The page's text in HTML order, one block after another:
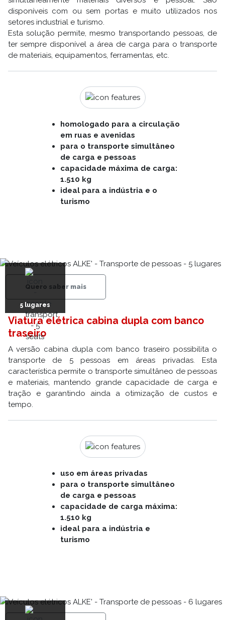
disponíveis com ou sem portas e muito utilizados nos
setores industrial e turismo.
Esta solução permite, mesmo transportando pessoas, de
ter sempre disponível a área de carga para o transporte
de materiais, equipamentos, ferramentas, etc.
homologado para a circulação
em ruas e avenidas
para o transporte simultâneo
de carga e pessoas
capacidade máxima de carga:
1.510 kg
ideal para a indústria e o
turismo
5 lugares
Quero saber mais
Viatura elétrica cabina dupla com banco
traseiro
A versão cabina dupla com banco traseiro possibilita o
transporte de 5 pessoas em áreas privadas. Esta
característica permite o transporte simultâneo de pessoas
e materiais, mantendo grande capacidade de carga e
tração e garantindo ainda a otimização de custos e
tempo.
uso em áreas privadas
para o transporte simultâneo
de carga e pessoas
capacidade de carga máxima:
1.510 kg
ideal para a indústria e
turismo